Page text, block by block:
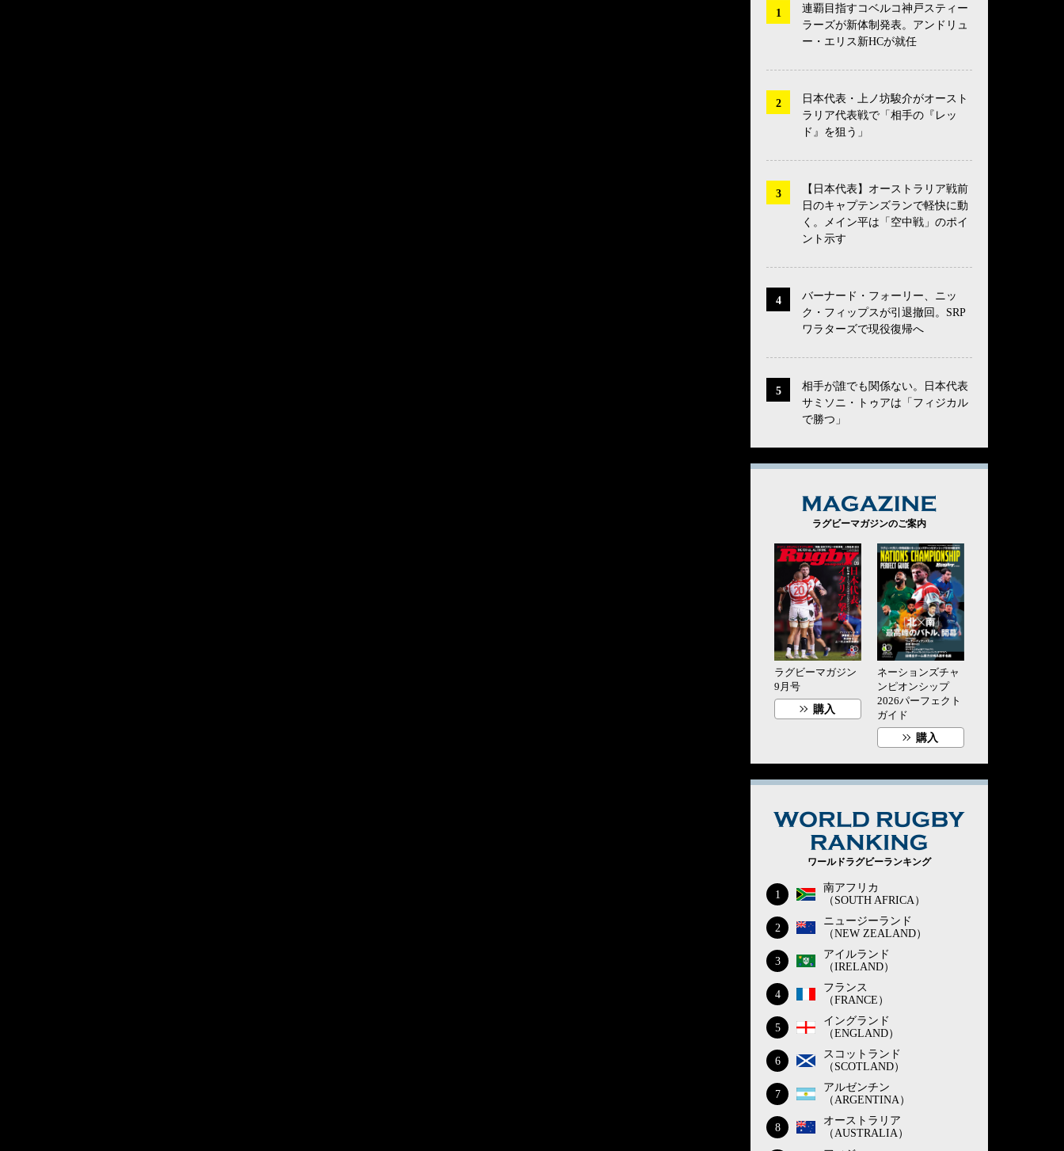
連覇目指すコベルコ神戸スティー
ラーズが新体制発表。アンドリュ
ー・エリス新HCが就任
日本代表・上ノ坊駿介がオースト
ラリア代表戦で「相手の『レッ
ド』を狙う」
【日本代表】オーストラリア戦前
日のキャプテンズランで軽快に動
く。メイン平は「空中戦」のポイ
ント示す
バーナード・フォーリー、ニッ
ク・フィップスが引退撤回。SRP
ワラターズで現役復帰へ
相手が誰でも関係ない。日本代表
サミソニ・トゥアは「フィジカル
で勝つ」
ラグビーマガジンのご案内
ラグビーマガジン
9月号
購入
ネーションズチャ
ンピオンシップ
2026パーフェクト
ガイド
購入
ワールドラグビーランキング
1
南アフリカ
（SOUTH AFRICA）
2
ニュージーランド
（NEW ZEALAND）
3
アイルランド
（IRELAND）
4
フランス
（FRANCE）
5
イングランド
（ENGLAND）
6
スコットランド
（SCOTLAND）
7
アルゼンチン
（ARGENTINA）
8
オーストラリア
（AUSTRALIA）